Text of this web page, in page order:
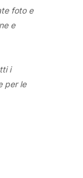
foto e
e
i
per le